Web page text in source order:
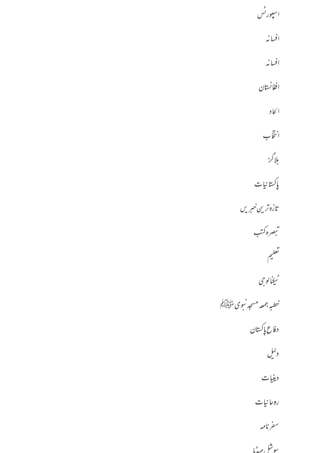
اسپورٹس
افسانہ
افسانہ
افغانستان
الحاد
انتخاب
بلاگز
پاکستانیات
تازہ ترین خبریں
تبصرہ کتب
تعلیم
ٹیکنالوجی
خطبہ جمعہ مسجد نبوی ﷺ
دفاع پاکستان
دلیل
دینیات
روحانیات
سفرنامہ